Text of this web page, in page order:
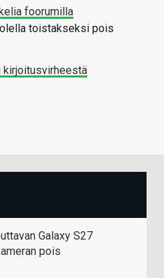
foorumilla
toistakseksi pois
kirjoitusvirheestä
Galaxy S27
pois